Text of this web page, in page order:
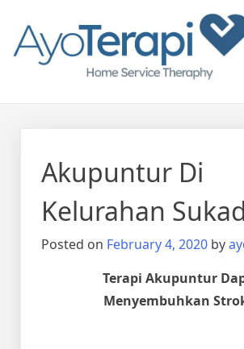
content
Ayo Terapi
Akupuntur Di
Kelurahan
Posted on February 4, 2020 by
Terapi Akupuntur
Menyembuhkan